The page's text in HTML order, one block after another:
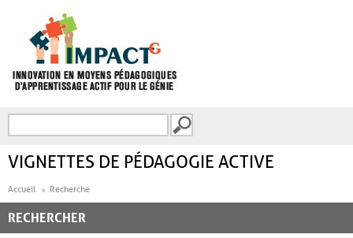
FORMULAIRE DE
VIGNETTES DE PÉDAGOGIE ACTIVE
Accueil Recherche
RECHERCHER